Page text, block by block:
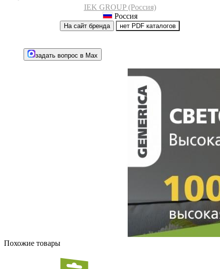
IEK GROUP (Россия)
Россия
На сайт бренда нет PDF каталогов
задать вопрос в Max
Похожие товары